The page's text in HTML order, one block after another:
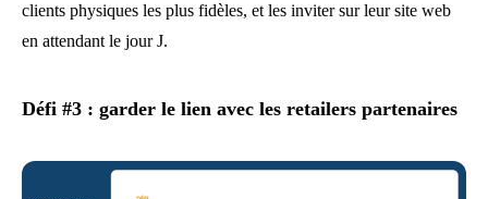
clients physiques les plus fidèles, et les inviter sur leur site web
en attendant le jour J.
Défi #3 : garder le lien avec les retailers partenaires